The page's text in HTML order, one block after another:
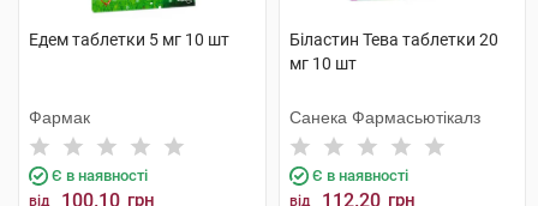
Едем таблетки 5 мг 10 шт
Фармак
Є в наявності
від 100.10 грн
Біластин Тева таблетки 20
мг 10 шт
Санека Фармасьютікалз
Є в наявності
від 112.20 грн